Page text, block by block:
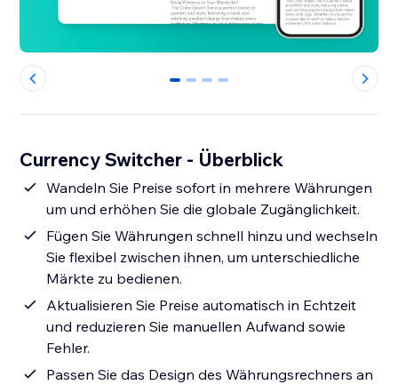
0 1 2 3
Currency Switcher - Überblick
Wandeln Sie Preise sofort in mehrere Währungen
um und erhöhen Sie die globale Zugänglichkeit.
Fügen Sie Währungen schnell hinzu und wechseln
Sie flexibel zwischen ihnen, um unterschiedliche
Märkte zu bedienen.
Aktualisieren Sie Preise automatisch in Echtzeit
und reduzieren Sie manuellen Aufwand sowie
Fehler.
Passen Sie das Design des Währungsrechners an